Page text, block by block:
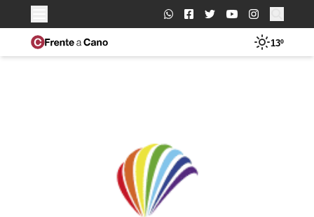
Buscar:
13º